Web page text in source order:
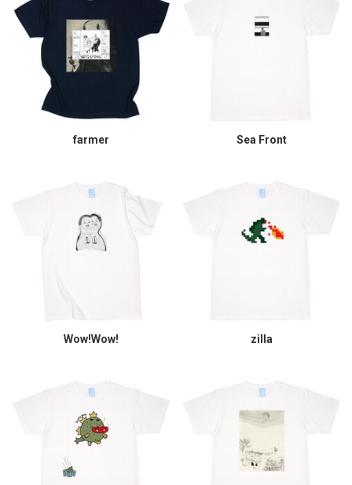
farmer Sea Front
Wow!Wow! zilla